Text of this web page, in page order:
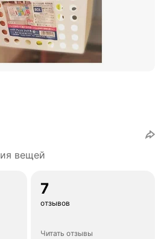
вещей
7
отзывов
Читать отзывы